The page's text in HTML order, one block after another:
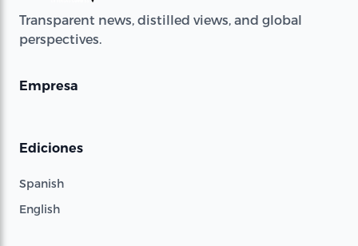
Transparent news, distilled views, and global
perspectives.
Empresa
Ediciones
Spanish
English